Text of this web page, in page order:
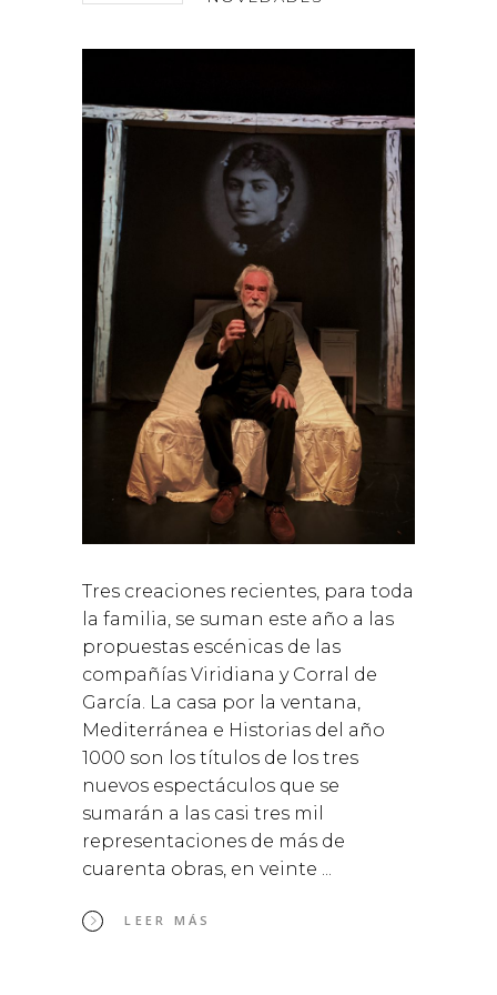
Tres creaciones recientes, para toda
la familia, se suman este año a las
propuestas escénicas de las
compañías Viridiana y Corral de
García. La casa por la ventana,
Mediterránea e Historias del año
1000 son los títulos de los tres
nuevos espectáculos que se
sumarán a las casi tres mil
representaciones de más de
cuarenta obras, en veinte
LEER MÁS